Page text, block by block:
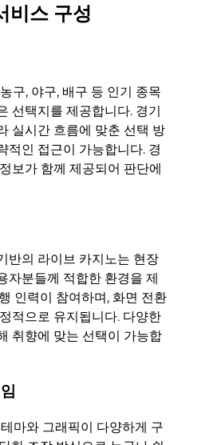
비스 구성
구, 야구, 배구 등 인기 종목
선택지를 제공합니다. 경기
실시간 흐름에 맞춘 선택 방
적인 접근이 가능합니다. 경
보가 함께 제공되어 판단에
반의 라이브 카지노는 현장
자분들께 적합한 환경을 제
인력이 참여하며, 화면 전환
적으로 유지됩니다. 다양한
취향에 맞는 선택이 가능합
마와 그래픽이 다양하게 구